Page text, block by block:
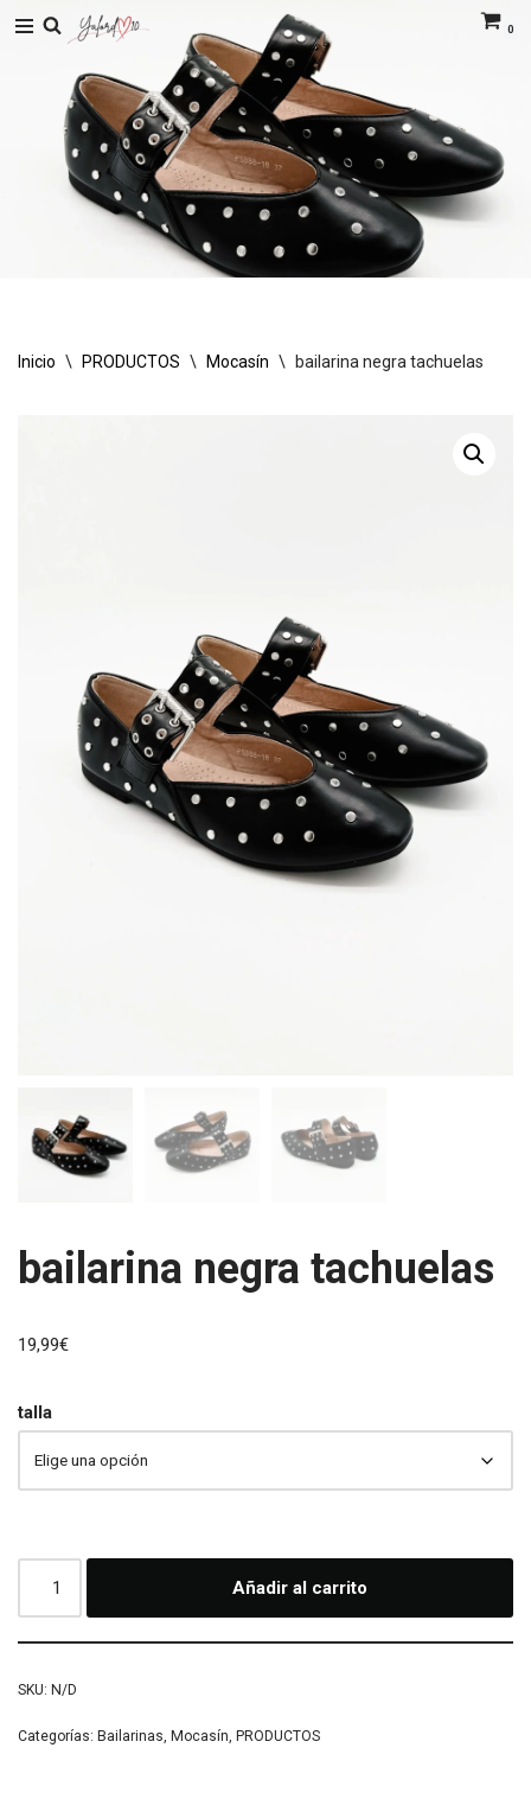
contenido
0
Inicio \ PRODUCTOS \ Mocasín \ bailarina negra tachuelas
bailarina negra tachuelas
19,99€
talla
Añadir al carrito
SKU: N/D
Categorías: Bailarinas, Mocasín, PRODUCTOS